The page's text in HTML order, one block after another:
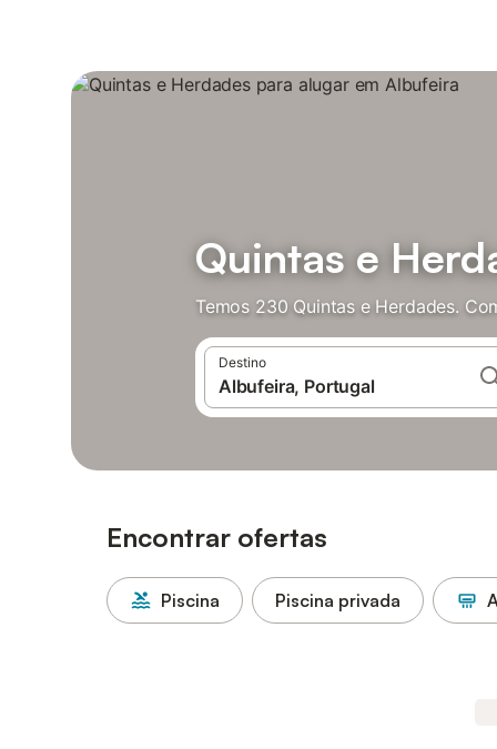
Quintas e
Temos 230 Quintas e Herdades.
Destino
Encontrar ofertas
Piscina Piscina privada